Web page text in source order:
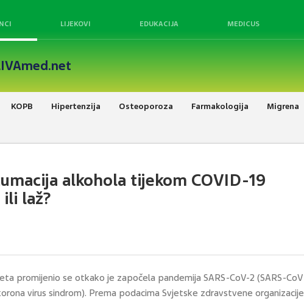
LIJEKOVI EDUKACIJA MEDICUS
KOPB Hipertenzija Osteoporoza Farmakologija Migrena
alkohola tijekom COVID-19
laž?
promijenio se otkako je započela pandemija SARS-CoV-2 (SARS-CoV
virus sindrom). Prema podacima Svjetske zdravstvene organizacije